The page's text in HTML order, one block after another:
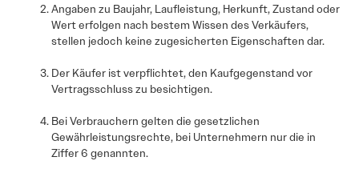
Angaben zu Baujahr, Laufleistung, Herkunft, Zustand oder
Wert erfolgen nach bestem Wissen des Verkäufers,
stellen jedoch keine zugesicherten Eigenschaften dar.
Der Käufer ist verpflichtet, den Kaufgegenstand vor
Vertragsschluss zu besichtigen.
Bei Verbrauchern gelten die gesetzlichen
Gewährleistungsrechte, bei Unternehmern nur die in
Ziffer 6 genannten.